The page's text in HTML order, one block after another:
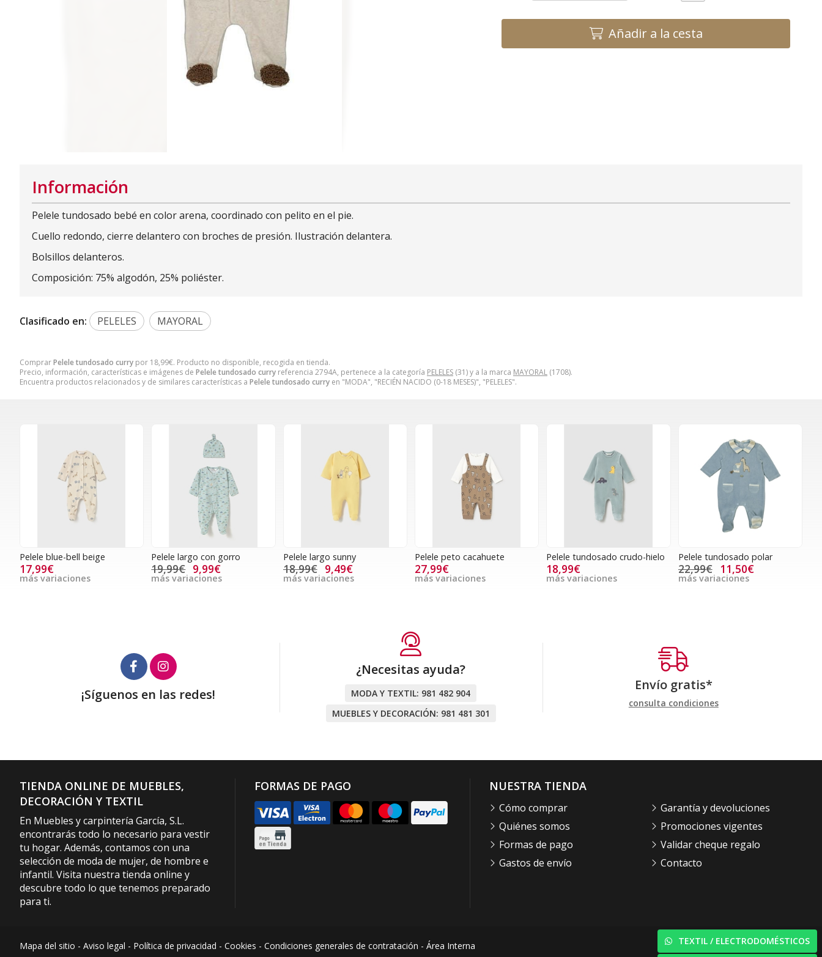
TEXTIL / ELECTRODOMÉSTICOS
Añadir a la cesta
ComprarPelele tundosado curry por 18,99€. Producto no disponible, recogida en tienda.
Precio, información, características e imágenes de Pelele tundosado curry referencia 2794A, pertenece a la categoría PELELES (31) y a la marca MAYORAL (1708).
Encuentra productos relacionados y de similares características a Pelele tundosado curry en "MODA", "RECIÉN NACIDO (0-18 MESES)", "PELELES".
Información
Pelele tundosado bebé en color arena, coordinado con pelito en el pie.
Cuello redondo, cierre delantero con broches de presión. Ilustración delantera.
Bolsillos delanteros.
Composición: 75% algodón, 25% poliéster.
Clasificado en: PELELES MAYORAL
Pelele blue-bell beige
17,99€
más variaciones
Pelele largo con gorro
19,99€ 9,99€
más variaciones
Pelele largo sunny
18,99€ 9,49€
más variaciones
Pelele peto cacahuete
27,99€
más variaciones
Pelele tundosado crudo-hielo
18,99€
más variaciones
Pelele tundosado polar
22,99€ 11,50€
más variaciones
¡Síguenos en las redes!
¿Necesitas ayuda?
MODA Y TEXTIL: 981 482 904
MUEBLES Y DECORACIÓN: 981 481 301
Envío gratis*
consulta condiciones
TIENDA ONLINE DE MUEBLES,
DECORACIÓN Y TEXTIL
En Muebles y carpintería García, S.L.
encontrarás todo lo necesario para vestir
tu hogar. Además, contamos con una
selección de moda de mujer, de hombre e
infantil. Visita nuestra tienda online y
descubre todo lo que tenemos preparado
para ti.
FORMAS DE PAGO NUESTRA TIENDA
Cómo comprar
Quiénes somos
Formas de pago
Gastos de envío
Garantía y devoluciones
Promociones vigentes
Validar cheque regalo
Contacto
Mapa del sitio - Aviso legal - Política de privacidad - Cookies - Condiciones generales de contratación - Área Interna © PÁXINAS GALEGAS